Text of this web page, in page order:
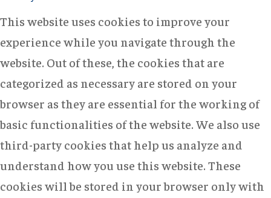
This website uses cookies to improve your
experience while you navigate through the
website. Out of these, the cookies that are
categorized as necessary are stored on your
browser as they are essential for the working of
basic functionalities of the website. We also use
third-party cookies that help us analyze and
understand how you use this website. These
cookies will be stored in your browser only with